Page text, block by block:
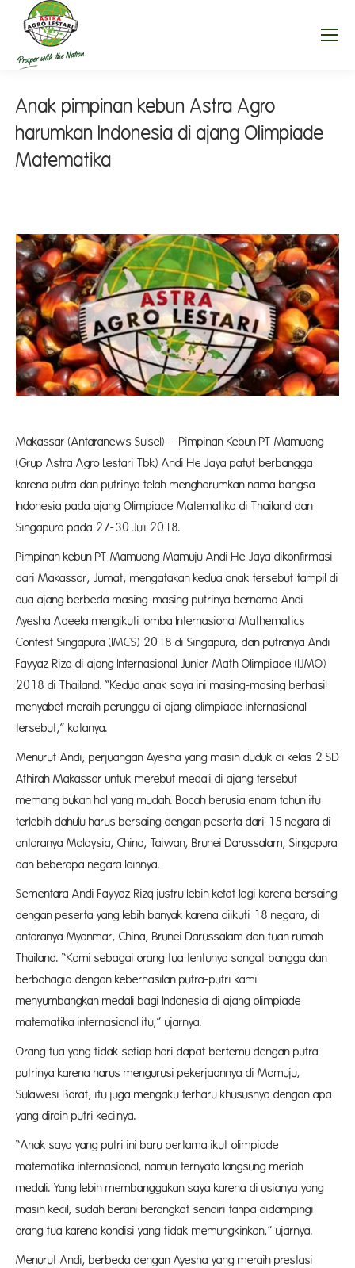
Anak pimpinan kebun Astra Agro
harumkan Indonesia di ajang Olimpiade
Matematika
Makassar (Antaranews Sulsel) – Pimpinan Kebun PT Mamuang
(Grup Astra Agro Lestari Tbk) Andi He Jaya patut berbangga
karena putra dan putrinya telah mengharumkan nama bangsa
Indonesia pada ajang Olimpiade Matematika di Thailand dan
Singapura pada 27-30 Juli 2018.
Pimpinan kebun PT Mamuang Mamuju Andi He Jaya dikonfirmasi
dari Makassar, Jumat, mengatakan kedua anak tersebut tampil di
dua ajang berbeda masing-masing putrinya bernama Andi
Ayesha Aqeela mengikuti lomba Internasional Mathematics
Contest Singapura (IMCS) 2018 di Singapura, dan putranya Andi
Fayyaz Rizq di ajang Internasional Junior Math Olimpiade (IJMO)
2018 di Thailand. “Kedua anak saya ini masing-masing berhasil
menyabet meraih perunggu di ajang olimpiade internasional
tersebut,” katanya.
Menurut Andi, perjuangan Ayesha yang masih duduk di kelas 2 SD
Athirah Makassar untuk merebut medali di ajang tersebut
memang bukan hal yang mudah. Bocah berusia enam tahun itu
terlebih dahulu harus bersaing dengan peserta dari 15 negara di
antaranya Malaysia, China, Taiwan, Brunei Darussalam, Singapura
dan beberapa negara lainnya.
Sementara Andi Fayyaz Rizq justru lebih ketat lagi karena bersaing
dengan peserta yang lebih banyak karena diikuti 18 negara, di
antaranya Myanmar, China, Brunei Darussalam dan tuan rumah
Thailand. “Kami sebagai orang tua tentunya sangat bangga dan
berbahagia dengan keberhasilan putra-putri kami
menyumbangkan medali bagi Indonesia di ajang olimpiade
matematika internasional itu,” ujarnya.
Orang tua yang tidak setiap hari dapat bertemu dengan putra-
putrinya karena harus mengurusi pekerjaannya di Mamuju,
Sulawesi Barat, itu juga mengaku terharu khususnya dengan apa
yang diraih putri kecilnya.
“Anak saya yang putri ini baru pertama ikut olimpiade
matematika internasional, namun ternyata langsung meriah
medali. Yang lebih membanggakan saya karena di usianya yang
masih kecil, sudah berani berangkat sendiri tanpa didampingi
orang tua karena kondisi yang tidak memungkinkan,” ujarnya.
Menurut Andi, berbeda dengan Ayesha yang meraih prestasi